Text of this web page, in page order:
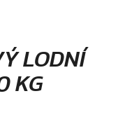
LODNÍ
KG